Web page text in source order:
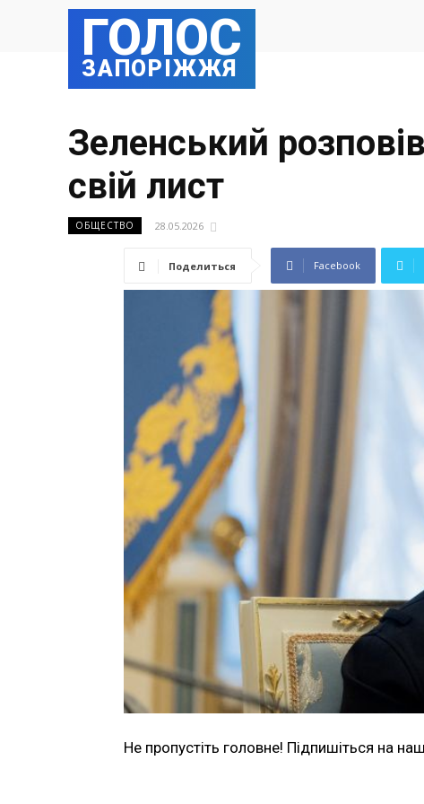
ГОЛОС
ЗАПОРІЖЖЯ
Зеленський
свій лист
ОБЩЕСТВО 28.05.2026
Поделиться Facebook
Не пропустіть головне! Підпишіться на